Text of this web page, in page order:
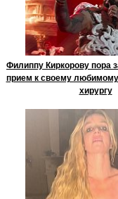
Филиппу Киркорову пора
прием к своему
хирургу